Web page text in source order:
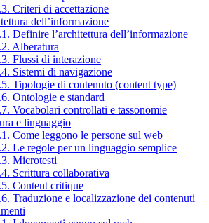
Criteri di accettazione
dell’informazione
Definire l’architettura dell’informazione
Alberatura
Flussi di interazione
Sistemi di navigazione
Tipologie di contenuto (content type)
Ontologie e standard
Vocabolari controllati e tassonomie
e linguaggio
Come leggono le persone sul web
Le regole per un linguaggio semplice
Microtesti
Scrittura collaborativa
Content critique
Traduzione e localizzazione dei contenuti